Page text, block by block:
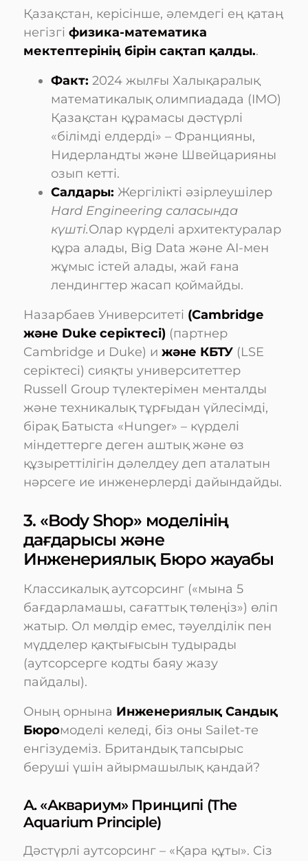
Қазақстан, керісінше, әлемдегі ең қатаң
негізгі физика-математика
мектептерінің бірін сақтап қалды..
Факт: 2024 жылғы Халықаралық
математикалық олимпиадада (IMO)
Қазақстан құрамасы дәстүрлі
«білімді елдерді» – Францияны,
Нидерландты және Швейцарияны
озып кетті.
Салдары: Жергілікті әзірлеушілер
Hard Engineering саласында
күшті.Олар күрделі архитектуралар
құра алады, Big Data және AI-мен
жұмыс істей алады, жай ғана
лендингтер жасап қоймайды.
Назарбаев Университеті (Cambridge
және Duke серіктесі) (партнер
Cambridge и Duke) и және КБТУ (LSE
серіктесі) сияқты университеттер
Russell Group түлектерімен менталды
және техникалық тұрғыдан үйлесімді,
бірақ Батыста «Hunger» – күрделі
міндеттерге деген аштық және өз
құзыреттілігін дәлелдеу деп аталатын
нәрсеге ие инженерлерді дайындайды.
3. «Body Shop» моделінің
дағдарысы және
Инженериялық Бюро жауабы
Классикалық аутсорсинг («мына 5
бағдарламашы, сағаттық төлеңіз») өліп
жатыр. Ол мөлдір емес, тәуелділік пен
мүдделер қақтығысын тудырады
(аутсорсерге кодты баяу жазу
пайдалы).
Оның орнына Инженериялық Сандық
Бюромоделі келеді, біз оны Sailet-те
енгізудеміз. Британдық тапсырыс
беруші үшін айырмашылық қандай?
А. «Аквариум» Принципі (The
Aquarium Principle)
Дәстүрлі аутсорсинг – «Қара құты». Сіз